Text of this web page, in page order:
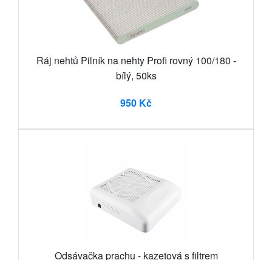
Ráj nehtů Pilník na nehty Profi rovný 100/180 -
bílý, 50ks
950 Kč
Odsávačka prachu - kazetová s filtrem